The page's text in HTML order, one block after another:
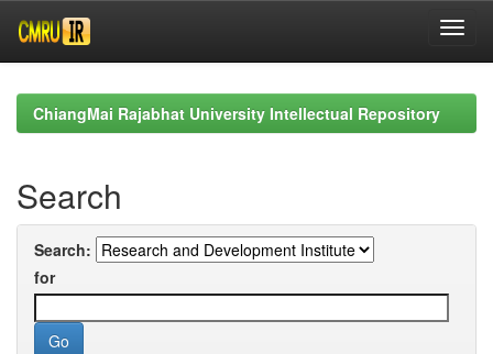
navigationChiangMai Rajabhat University Intellectual Repository
Search
Search:
for